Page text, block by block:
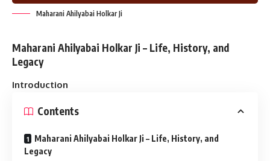
Maharani Ahilyabai Holkar Ji
Maharani Ahilyabai Holkar Ji – Life, History, and
Legacy
Introduction
Contents
Maharani Ahilyabai Holkar Ji – Life, History, and
Legacy